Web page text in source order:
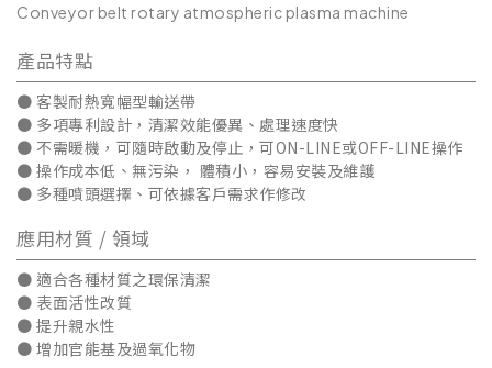
Conveyor belt rotary atmospheric plasma machine
產品特點
● 客製耐熱寬幅型輸送帶
● 多項專利設計，清潔效能優異、處理速度快
● 不需暖機，可隨時啟動及停止，可ON-LINE或OFF-LINE操作
● 操作成本低、無污染， 體積小，容易安裝及維護
● 多種噴頭選擇、可依據客戶需求作修改
應用材質 / 領域
● 適合各種材質之環保清潔
● 表面活性改質
● 提升親水性
● 增加官能基及過氧化物